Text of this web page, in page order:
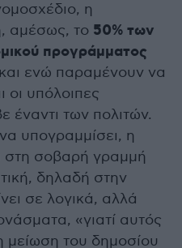
η
αμέσως, το 50% των
προγράμματος
και ενώ παραμένουν να
οι υπόλοιπες
έναντι των πολιτών.
υπογραμμίσει, η
στη σοβαρή γραμμή
δηλαδή στην
σε λογικά, αλλά
«γιατί αυτός
μείωση του δημοσίου